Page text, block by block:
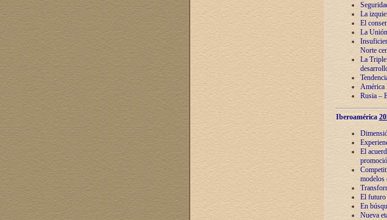
La
El
La
Norte
La Triple
América
Rusia –
Iberoamérica
El
modelos
El futuro
En
Nueva